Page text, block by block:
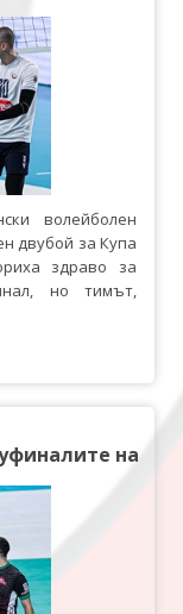
волейболен
двубой за Купа
здраво за
но тимът,
на